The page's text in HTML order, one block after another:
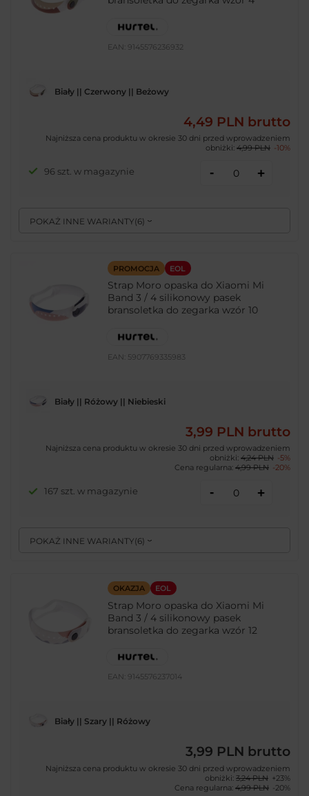
EAN: 9145576236932
POKAŻ INNE WARIANTY(6)
Biały || Czerwony || Beżowy
4,49 PLN brutto
Najniższa cena produktu w okresie 30 dni przed wprowadzeniem
obniżki: 4,99 PLN -10%
96 szt. w magazynie - +
PROMOCJA EOL
Strap Moro opaska do Xiaomi Mi
Band 3 / 4 silikonowy pasek
bransoletka do zegarka wzór 10
EAN: 5907769335983
POKAŻ INNE WARIANTY(6)
Biały || Różowy || Niebieski
3,99 PLN brutto
Najniższa cena produktu w okresie 30 dni przed wprowadzeniem
obniżki: 4,24 PLN -5%
Cena regularna: 4,99 PLN -20%
167 szt. w magazynie - +
OKAZJA EOL
Strap Moro opaska do Xiaomi Mi
Band 3 / 4 silikonowy pasek
bransoletka do zegarka wzór 12
EAN: 9145576237014
Biały || Szary || Różowy
3,99 PLN brutto
Najniższa cena produktu w okresie 30 dni przed wprowadzeniem
obniżki: 3,24 PLN +23%
Cena regularna: 4,99 PLN -20%